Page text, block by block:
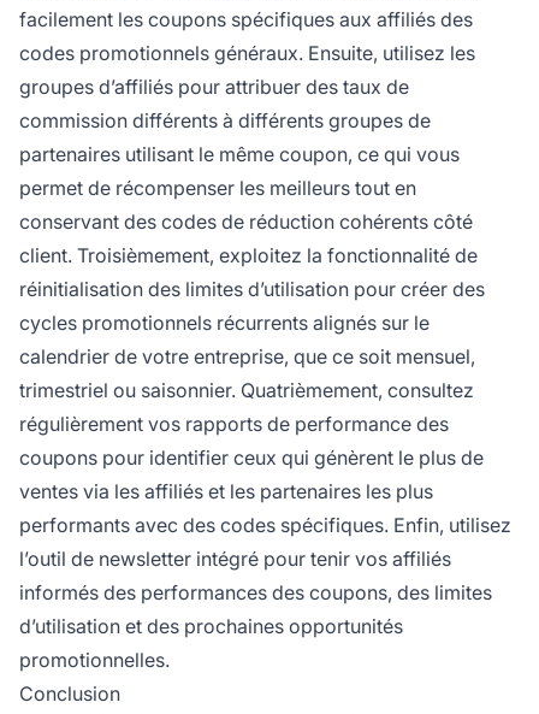
facilement les coupons spécifiques aux affiliés des
codes promotionnels généraux. Ensuite, utilisez les
groupes d’affiliés pour attribuer des taux de
commission différents à différents groupes de
partenaires utilisant le même coupon, ce qui vous
permet de récompenser les meilleurs tout en
conservant des codes de réduction cohérents côté
client. Troisièmement, exploitez la fonctionnalité de
réinitialisation des limites d’utilisation pour créer des
cycles promotionnels récurrents alignés sur le
calendrier de votre entreprise, que ce soit mensuel,
trimestriel ou saisonnier. Quatrièmement, consultez
régulièrement vos rapports de performance des
coupons pour identifier ceux qui génèrent le plus de
ventes via les affiliés et les partenaires les plus
performants avec des codes spécifiques. Enfin, utilisez
l’outil de newsletter intégré pour tenir vos affiliés
informés des performances des coupons, des limites
d’utilisation et des prochaines opportunités
promotionnelles.
Conclusion